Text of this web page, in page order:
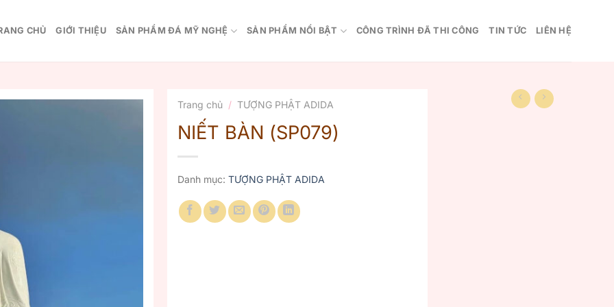
CHỦ GIỚI THIỆU SẢN PHẨM ĐÁ MỸ NGHỆ SẢN PHẨM NỔI BẬT CÔNG TRÌNH ĐÃ THI CÔNG TIN TỨC LIÊN HỆ
Trang chủ / TƯỢNG PHẬT ADIDA
NIẾT BÀN (SP079)
Danh mục: TƯỢNG PHẬT ADIDA